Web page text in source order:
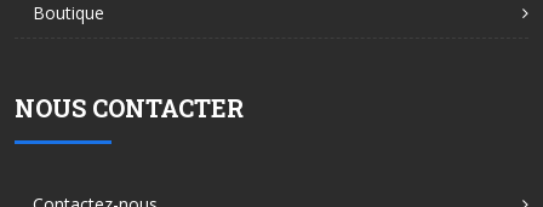
Boutique
NOUS CONTACTER